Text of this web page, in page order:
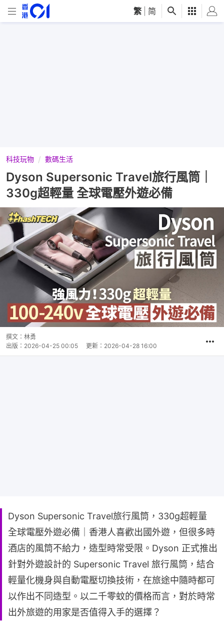
繁 简
科技玩物 數碼生活
Dyson Supersonic Travel旅行風筒｜
330g超輕量 全球電壓外遊必備
撰文： 林勇
出版： 2026-04-25 00:05 更新： 2026-04-28 16:00
Dyson Supersonic Travel旅行風筒，330g超輕量
全球電壓外遊必備｜香港人喜歡出國外遊，但很多時
酒店的風筒不給力，造型時常受限。Dyson 正式推出
針對外遊設計的 Supersonic Travel 旅行風筒，結合
輕量化機身與自動電壓切換技術，在旅途中隨時都可
以作出不同造型。以二千零蚊的價格而言，對於時常
出外旅遊的用家是否值得入手的選擇？